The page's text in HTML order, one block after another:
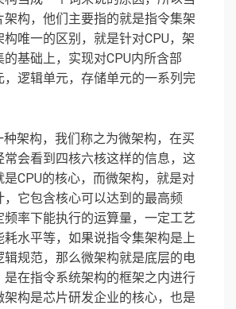
架构，他们主要指的就是指令集架
唯一的区别，就是针对CPU，架
基础上，实现对CPU内所含部
，逻辑单元，存储单元的一系列完
种架构，我们称之为微架构，在买
常会看到四核六核这样的信息，这
是CPU的核心，而微架构，就是对
，它包含核心可以达到的最高频
频率下能执行的运算量，一定工艺
耗水平等，如果说指令集架构是上
辑规范，那么微架构就是底层的电
是在指令系统架构的框架之内进行
架构是芯片研发企业的核心，也是